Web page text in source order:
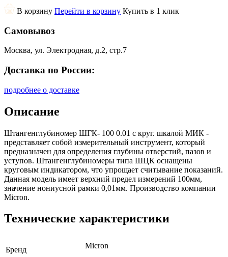
В корзину Перейти в корзину Купить в 1 клик
Самовывоз
Москва, ул. Электродная, д.2, стр.7
Доставка по России:
подробнее о доставке
Описание
Штангенглубиномер ШГК- 100 0.01 с круг. шкалой МИК -
представляет собой измерительный инструмент, который
предназначен для определения глубины отверстий, пазов и
уступов. Штангенглубиномеры типа ШЦК оснащены
круговым индикатором, что упрощает считывание показаний.
Данная модель имеет верхний предел измерений 100мм,
значение нониусной рамки 0,01мм. Производство компании
Micron.
Технические характеристики
Бренд Micron